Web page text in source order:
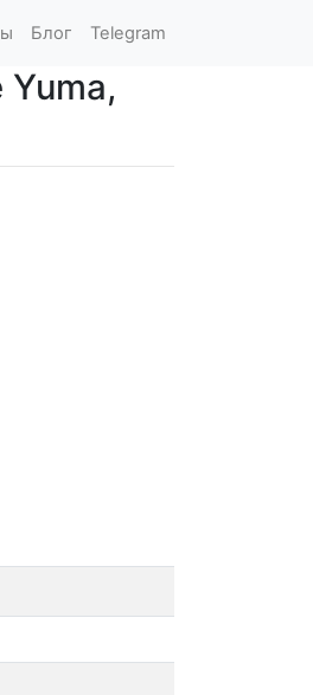
Блог Telegram